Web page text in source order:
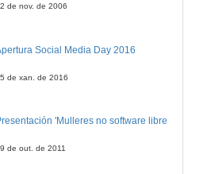
de nov. de 2006
Social Media Day 2016
de xan. de 2016
'Mulleres no software libre'
de out. de 2011